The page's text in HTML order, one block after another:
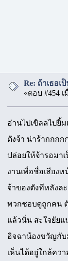
Re: ถ้าเธอเ
«ตอบ #454 เ
อ่านไปเขิลลไปยิ้
ตังจ้า น่าร้ากกก
ปล่อยให้จ้ารอมา
งานเพื่อชื่อเสียง
จ้าของตังทีหลังล
พวกชอบดูถูกคน ตั
แล้วนั่น สะใจยัยแ
อิจฉาน้องขวัญกั
เห็นได้อยู่ใกล้คว